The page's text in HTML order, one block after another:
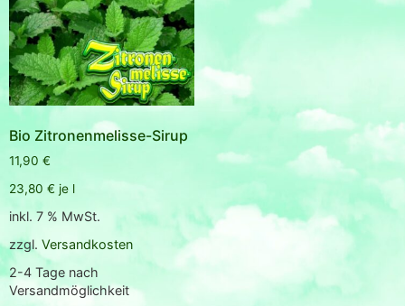
Bio Zitronenmelisse-Sirup
11,90 €
23,80 € je l
inkl. 7 % MwSt.
zzgl. Versandkosten
2-4 Tage nach
Versandmöglichkeit